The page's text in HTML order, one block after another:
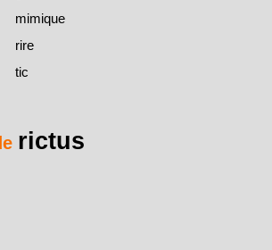
mimique
rire
tic
rictus